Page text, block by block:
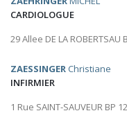
CARDIOLOGUE
29 Allee DE LA
ZAESSINGER Christiane
INFIRMIER
1 Rue SAINT-SAUVEUR BP